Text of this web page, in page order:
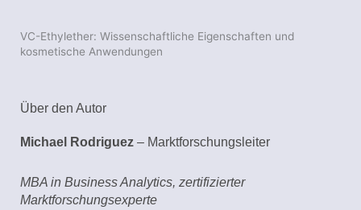
Heim-Der Blog-Blog-VC-Ethylether: Wissenschaftliche
VC-Ethylether: Wissenschaftliche Eigenschaften und
kosmetische Anwendungen
Über den Autor
Michael Rodriguez – Marktforschungsleiter
MBA in Business Analytics, zertifizierter
Marktforschungsexperte